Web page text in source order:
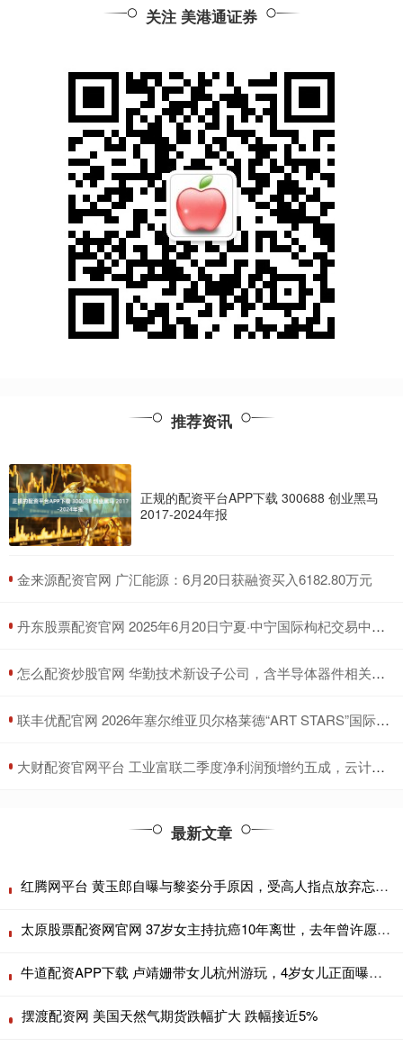
关注 美港通证券
推荐资讯
正规的配资平台APP下载 300688 创业黑马
2017-2024年报
​金来源配资官网 广汇能源：6月20日获融资买入6182.80万元
​丹东股票配资官网 2025年6月20日宁夏·中宁国际枸杞交易中心价格行情
​怎么配资炒股官网 华勤技术新设子公司，含半导体器件相关业务
​联丰优配官网 2026年塞尔维亚贝尔格莱德“ART STARS”国际大赛
​大财配资官网平台 工业富联二季度净利润预增约五成，云计算业务高速增长
最新文章
红腾网平台 黄玉郎自曝与黎姿分手原因，受高人指点放弃忘年恋，曾在一起三年
太原股票配资网官网 37岁女主持抗癌10年离世，去年曾许愿再活5年，讣告看哭网友
牛道配资APP下载 卢靖姗带女儿杭州游玩，4岁女儿正面曝光，五官立体精致很像韩庚
摆渡配资网 美国天然气期货跌幅扩大 跌幅接近5%